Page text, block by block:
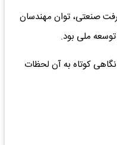
صنعتی، توان مهندسان
ملی بود.
کوتاه به آن لحظات